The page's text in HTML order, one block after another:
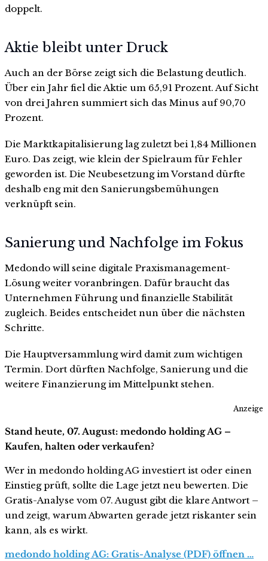
doppelt.
Aktie bleibt unter Druck
Auch an der Börse zeigt sich die Belastung deutlich.
Über ein Jahr fiel die Aktie um 65,91 Prozent. Auf Sicht
von drei Jahren summiert sich das Minus auf 90,70
Prozent.
Die Marktkapitalisierung lag zuletzt bei 1,84 Millionen
Euro. Das zeigt, wie klein der Spielraum für Fehler
geworden ist. Die Neubesetzung im Vorstand dürfte
deshalb eng mit den Sanierungsbemühungen
verknüpft sein.
Sanierung und Nachfolge im Fokus
Medondo will seine digitale Praxismanagement-
Lösung weiter voranbringen. Dafür braucht das
Unternehmen Führung und finanzielle Stabilität
zugleich. Beides entscheidet nun über die nächsten
Schritte.
Die Hauptversammlung wird damit zum wichtigen
Termin. Dort dürften Nachfolge, Sanierung und die
weitere Finanzierung im Mittelpunkt stehen.
Anzeige
Stand heute, 07. August: medondo holding AG –
Kaufen, halten oder verkaufen?
Wer in medondo holding AG investiert ist oder einen
Einstieg prüft, sollte die Lage jetzt neu bewerten. Die
Gratis-Analyse vom 07. August gibt die klare Antwort –
und zeigt, warum Abwarten gerade jetzt riskanter sein
kann, als es wirkt.
medondo holding AG: Gratis-Analyse (PDF) öffnen …